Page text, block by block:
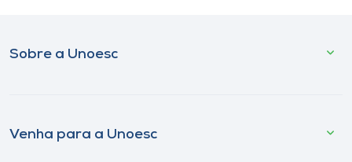
Sobre a Unoesc
Venha para a Unoesc